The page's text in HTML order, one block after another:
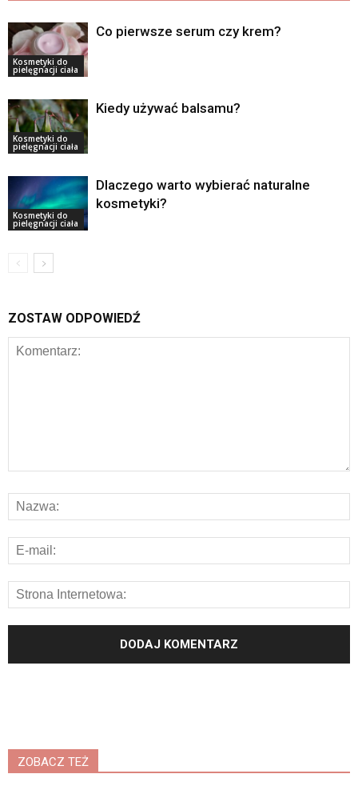
Kosmetyki do
pielęgnacji ciała
Co pierwsze serum czy krem?
Kosmetyki do
pielęgnacji ciała
Kiedy używać balsamu?
Kosmetyki do
pielęgnacji ciała
Dlaczego warto wybierać naturalne
kosmetyki?
ZOSTAW ODPOWIEDŹ
ZOBACZ TEŻ